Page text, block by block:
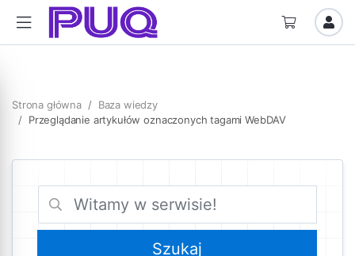
Strona główna
Baza wiedzy
Przeglądanie artykułów oznaczonych tagami WebDAV